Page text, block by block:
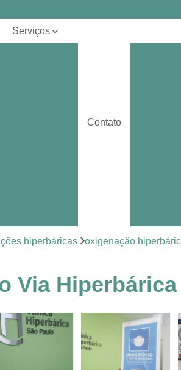
Serviços
oxigenoterapia
feridas
Tratamentos por
hiperbárica
Contato
Clínica
hiperbáricas oxigenação
Via